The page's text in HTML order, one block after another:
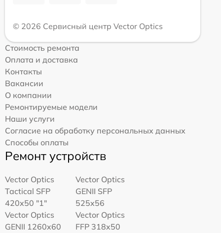
© 2026 Сервисный центр Vector Optics
Стоимость ремонта
Оплата и доставка
Контакты
Вакансии
О компании
Ремонтируемые модели
Наши услуги
Согласие на обработку персональных данных
Способы оплаты
Ремонт устройств
Vector Optics
Tactical SFP
420x50 "1"
Vector Optics
GENII SFP
525x56
Vector Optics
GENII 1260x60
Vector Optics
FFP 318x50